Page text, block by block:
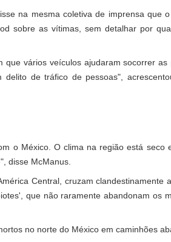
na mesma coletiva de imprensa que
sobre as vítimas, sem detalhar por
vários veículos ajudaram socorrer
delito de tráfico de pessoas",
o México. O clima na região está
disse McManus.
Central, cruzam
que não raramente abandonam os
no norte do México em caminhões